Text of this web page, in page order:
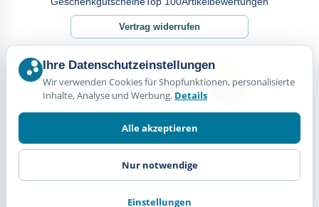
Vertrag widerrufen
Ihre Datenschutzeinstellungen
Wir verwenden Cookies für Shopfunktionen, personalisierte
Inhalte, Analyse und Werbung. Details
Alle akzeptieren
Nur notwendige
Einstellungen